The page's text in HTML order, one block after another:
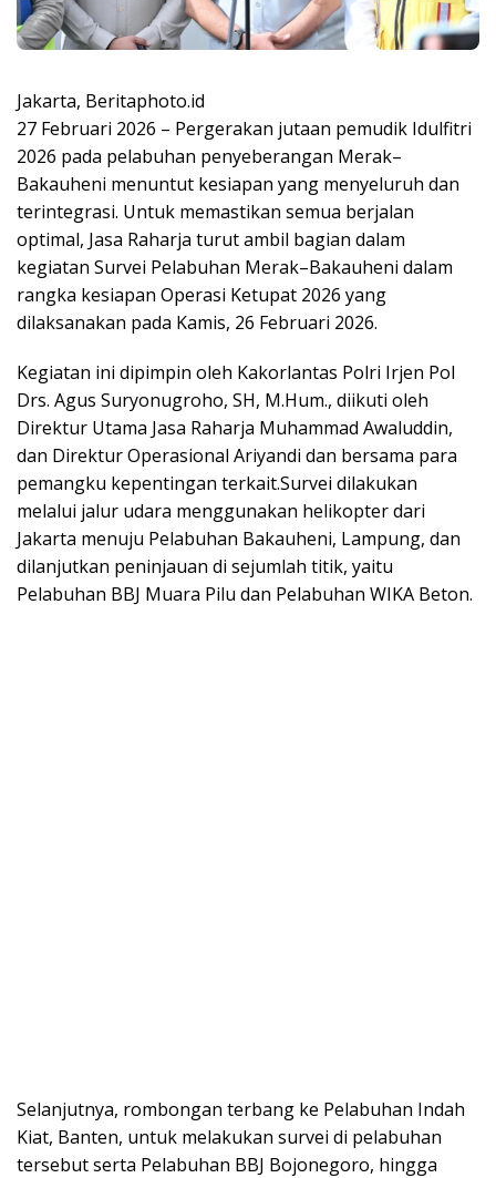
Jakarta, Beritaphoto.id
27 Februari 2026 – Pergerakan jutaan pemudik Idulfitri
2026 pada pelabuhan penyeberangan Merak–
Bakauheni menuntut kesiapan yang menyeluruh dan
terintegrasi. Untuk memastikan semua berjalan
optimal, Jasa Raharja turut ambil bagian dalam
kegiatan Survei Pelabuhan Merak–Bakauheni dalam
rangka kesiapan Operasi Ketupat 2026 yang
dilaksanakan pada Kamis, 26 Februari 2026.
Kegiatan ini dipimpin oleh Kakorlantas Polri Irjen Pol
Drs. Agus Suryonugroho, SH, M.Hum., diikuti oleh
Direktur Utama Jasa Raharja Muhammad Awaluddin,
dan Direktur Operasional Ariyandi dan bersama para
pemangku kepentingan terkait.Survei dilakukan
melalui jalur udara menggunakan helikopter dari
Jakarta menuju Pelabuhan Bakauheni, Lampung, dan
dilanjutkan peninjauan di sejumlah titik, yaitu
Pelabuhan BBJ Muara Pilu dan Pelabuhan WIKA Beton.
Selanjutnya, rombongan terbang ke Pelabuhan Indah
Kiat, Banten, untuk melakukan survei di pelabuhan
tersebut serta Pelabuhan BBJ Bojonegoro, hingga